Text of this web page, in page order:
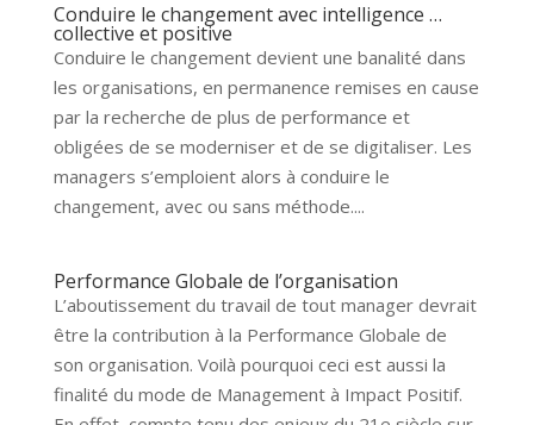
Conduire le changement avec intelligence …
collective et positive
Conduire le changement devient une banalité dans
les organisations, en permanence remises en cause
par la recherche de plus de performance et
obligées de se moderniser et de se digitaliser. Les
managers s’emploient alors à conduire le
changement, avec ou sans méthode....
Performance Globale de l’organisation
L’aboutissement du travail de tout manager devrait
être la contribution à la Performance Globale de
son organisation. Voilà pourquoi ceci est aussi la
finalité du mode de Management à Impact Positif.